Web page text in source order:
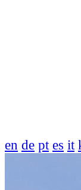
en de pt es it